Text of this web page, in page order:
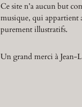
Ce site n’a aucun but
musique, qui appartient
purement illustratifs.
Un grand merci à Jean-